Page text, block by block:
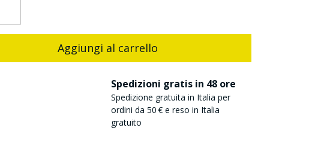
Aggiungi al carrello
Spedizioni gratis in 48 ore
Spedizione gratuita in Italia per
ordini da 50 € e reso in Italia
gratuito